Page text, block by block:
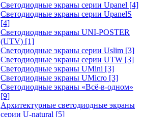
Светодиодные экраны серии Upanel [4]
Светодиодные экраны серии UpanelS
[4]
Светодиодные экраны UNI-POSTER
(UTV) [1]
Светодиодные экраны серии Uslim [3]
Светодиодные экраны серии UTW [3]
Светодиодные экраны UMini [3]
Светодиодные экраны UMicro [3]
Светодиодные экраны «Всё-в-одном»
[9]
Архитектурные светодиодные экраны
серии U-natural [5]